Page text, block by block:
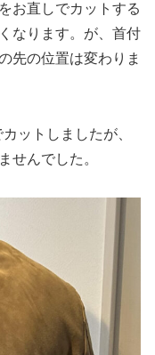
お直しでカットする
なります。が、首付
先の位置は変わりま
ットしましたが、
せんでした。